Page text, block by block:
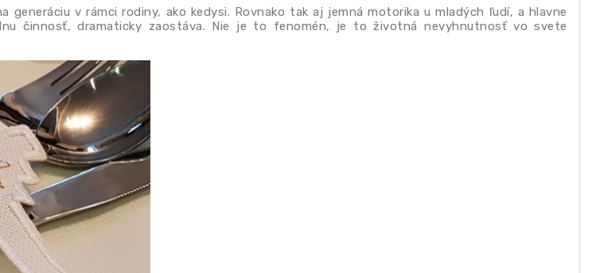
generáciu v rámci rodiny, ako kedysi. Rovnako tak aj jemná motorika u mladých ľudí, a hlavne
činnosť, dramaticky zaostáva. Nie je to fenomén, je to životná nevyhnutnosť vo svete